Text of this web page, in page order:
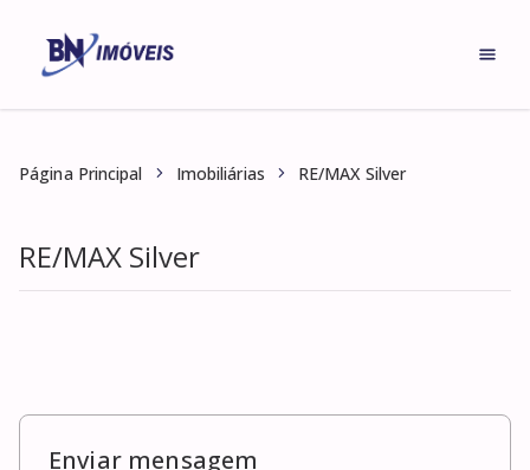
Página Principal Imobiliárias RE/MAX Silver
RE/MAX Silver
Enviar mensagem